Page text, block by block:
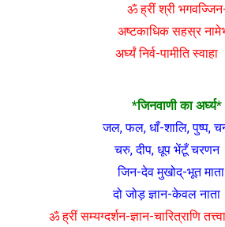
ॐ ह्रीं श्री
अष्टकाधिक सहस्र
अर्घ्यं निर्व-पामीति स्वाहा
*जिनवाणी का अर्घ्य*
जल, फल, धाँ-शालि, पुष्प,
चरु, दीप, धूप भेंटूँ चरणन
जिन-देव मुखोद्-भूत
दो जोड़ ज्ञान-केवल
ॐ ह्रीं सम्यग्दर्शन-ज्ञान-चारित्राणि